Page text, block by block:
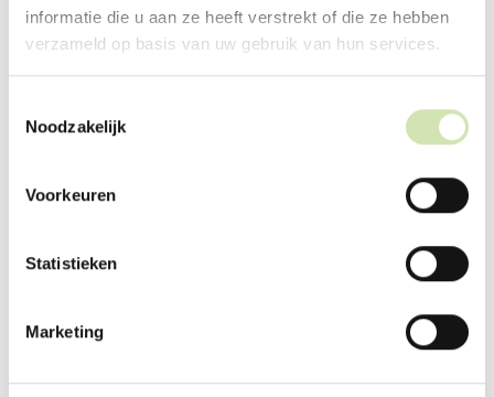
informatie die u aan ze heeft verstrekt of die ze hebben
verzameld op basis van uw gebruik van hun services.
Noodzakelijk
Voorkeuren
Statistieken
Marketing
Alex
Vader van Cees
heel lastig. Gelukkig kan ik goed praten